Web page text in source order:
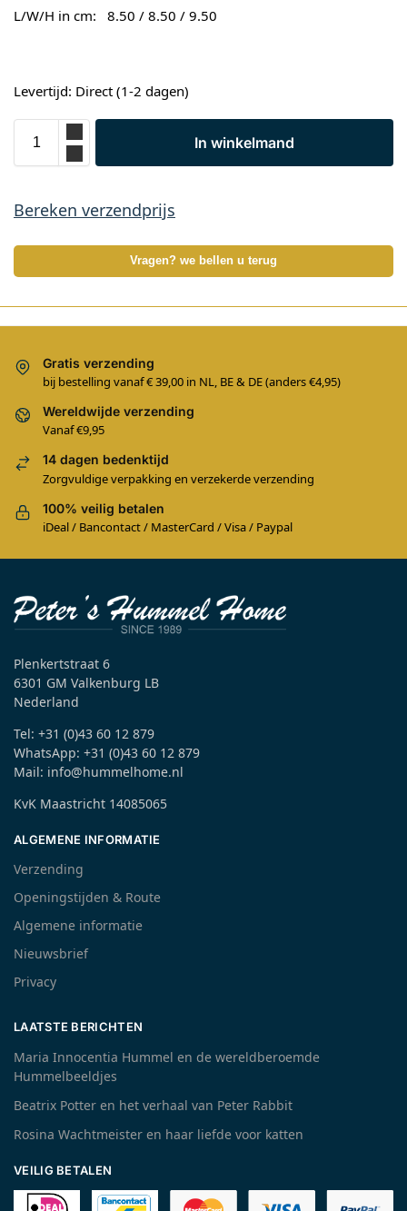
L/W/H in cm: 8.50 / 8.50 / 9.50
Levertijd: Direct (1-2 dagen)
In winkelmand
Bereken verzendprijs
Vragen? we bellen u terug
Gratis verzending
bij bestelling vanaf € 39,00 in NL, BE & DE (anders €4,95)
Wereldwijde verzending
Vanaf €9,95
14 dagen bedenktijd
Zorgvuldige verpakking en verzekerde verzending
100% veilig betalen
iDeal / Bancontact / MasterCard / Visa / Paypal
Plenkertstraat 6
6301 GM Valkenburg LB
Nederland
Tel: +31 (0)43 60 12 879
WhatsApp: +31 (0)43 60 12 879
Mail: info@hummelhome.nl
KvK Maastricht 14085065
ALGEMENE INFORMATIE
Verzending
Openingstijden & Route
Algemene informatie
Nieuwsbrief
Privacy
LAATSTE BERICHTEN
Maria Innocentia Hummel en de wereldberoemde
Hummelbeeldjes
Beatrix Potter en het verhaal van Peter Rabbit
Rosina Wachtmeister en haar liefde voor katten
VEILIG BETALEN